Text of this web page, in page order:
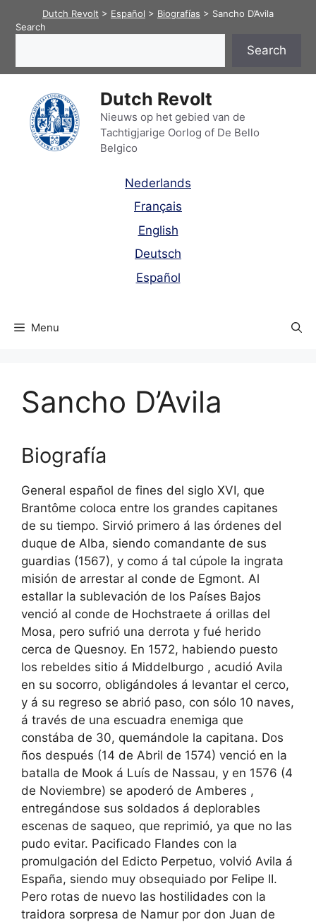
Dutch Revolt > Español > Biografías > Sancho D’Avila
Search
Search
Dutch Revolt
Nieuws op het gebied van de
Tachtigjarige Oorlog of De Bello
Belgico
Nederlands
Français
English
Deutsch
Español
Menu
Sancho D’Avila
Biografía
General español de fines del siglo XVI, que
Brantôme coloca entre los grandes capitanes
de su tiempo. Sirvió primero á las órdenes del
duque de Alba, siendo comandante de sus
guardias (1567), y como á tal cúpole la ingrata
misión de arrestar al conde de Egmont. Al
estallar la sublevación de los Países Bajos
venció al conde de Hochstraete á orillas del
Mosa, pero sufrió una derrota y fué herido
cerca de Quesnoy. En 1572, habiendo puesto
los rebeldes sitio á Middelburgo , acudió Avila
en su socorro, obligándoles á levantar el cerco,
y á su regreso se abrió paso, con sólo 10 naves,
á través de una escuadra enemiga que
constába de 30, quemándole la capitana. Dos
ños después (14 de Abril de 1574) venció en la
batalla de Mook á Luís de Nassau, y en 1576 (4
de Noviembre) se apoderó de Amberes ,
entregándose sus soldados á deplorables
escenas de saqueo, que reprimió, ya que no las
pudo evitar. Pacificado Flandes con la
promulgación del Edicto Perpetuo, volvió Avila á
España, siendo muy obsequiado por Felipe II.
Pero rotas de nuevo las hostilidades con la
traidora sorpresa de Namur por don Juan de